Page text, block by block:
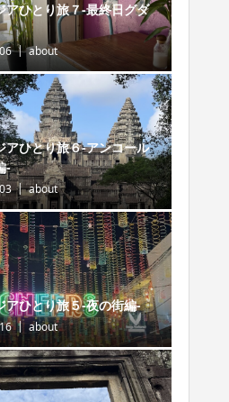
アひとり旅７-最終日グダ
about
アひとり旅６-アンコール
-
about
アひとり旅５-夜の街編-
about